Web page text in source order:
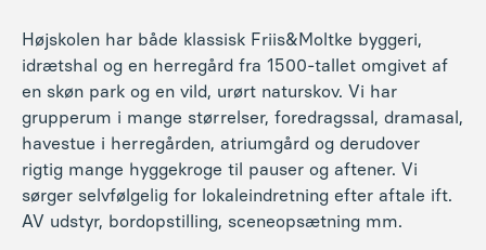
Højskolen har både klassisk Friis&Moltke byggeri,
idrætshal og en herregård fra 1500-tallet omgivet af
en skøn park og en vild, urørt naturskov. Vi har
grupperum i mange størrelser, foredragssal, dramasal,
havestue i herregården, atriumgård og derudover
rigtig mange hyggekroge til pauser og aftener. Vi
sørger selvfølgelig for lokaleindretning efter aftale ift.
AV udstyr, bordopstilling, sceneopsætning mm.